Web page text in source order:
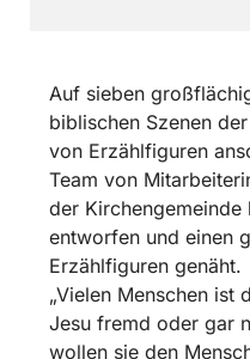
Auf sieben
biblischen Szenen
von Erzählfiguren
Team von
der Kirchengemeinde
entworfen und einen
Erzählfiguren genäht.
„Vielen Menschen ist
Jesu fremd oder gar
wollen sie den